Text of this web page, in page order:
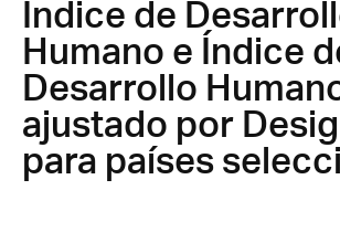
Índice de
Humano e Índice
Desarrollo
ajustado por
para países